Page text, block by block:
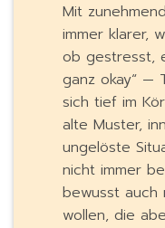
Mit
immer klarer,
ob gestresst,
ganz okay“ —
sich tief im
alte Muster,
ungelöste
nicht immer
bewusst auch
wollen, die